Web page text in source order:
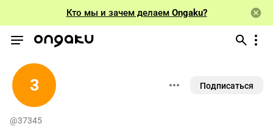
Кто мы и зачем делаем Ongaku?
3 Подписаться
@37345